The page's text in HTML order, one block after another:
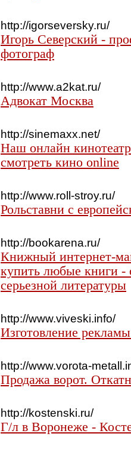
http://igorseversky.ru/
Игорь Северский -
фотограф
http://www.a2kat.ru/
Адвокат Москва
http://sinemaxx.net/
Наш онлайн
смотреть кино online
http://www.roll-stroy.ru/
Рольставни с
http://bookarena.ru/
Книжный интернет-
купить любые книги -
серьезной литературы
http://www.viveski.info/
Изготовление
http://www.vorota-
Продажа ворот.
http://kostenski.ru/
Г/л в Воронеже -